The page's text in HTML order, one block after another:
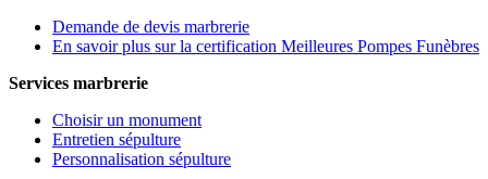
Demande de devis marbrerie
En savoir plus sur la certification Meilleures Pompes Funèbres
Services marbrerie
Choisir un monument
Entretien sépulture
Personnalisation sépulture